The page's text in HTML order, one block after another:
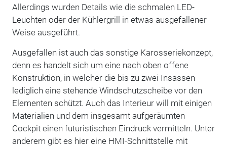
Allerdings wurden Details wie die schmalen LED-
Leuchten oder der Kühlergrill in etwas ausgefallener
Weise ausgeführt.
Ausgefallen ist auch das sonstige Karosseriekonzept,
denn es handelt sich um eine nach oben offene
Konstruktion, in welcher die bis zu zwei Insassen
lediglich eine stehende Windschutzscheibe vor den
Elementen schützt. Auch das Interieur will mit einigen
Materialien und dem insgesamt aufgeräumten
Cockpit einen futuristischen Eindruck vermitteln. Unter
anderem gibt es hier eine HMI-Schnittstelle mit